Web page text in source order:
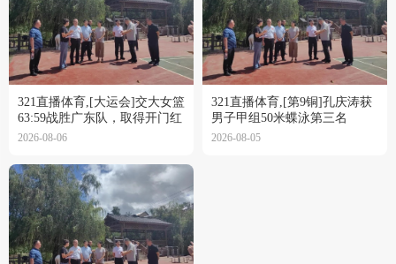
321直播体育,[大运会]交大女篮
63:59战胜广东队，取得开门红
2026-08-06
321直播体育,[第9铜]孔庆涛获
男子甲组50米蝶泳第三名
2026-08-05